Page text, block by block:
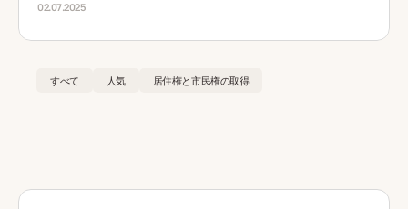
02.07.2025
すべて 人気 居住権と市民権の取得